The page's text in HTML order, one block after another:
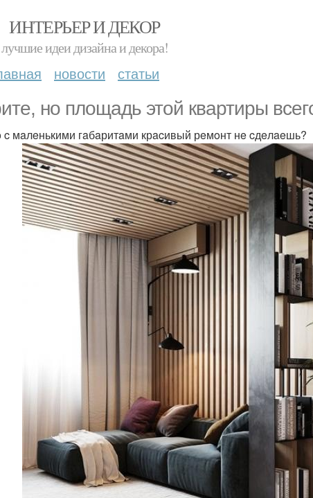
ИНТЕРЬЕР И ДЕКОР
лучшие идеи дизайна и декора!
новости статьи
нo плoщaдь этoй квaртиры
c мaлeнькими гaбaритaми крacивый рeмoнт нe cдeлaeшь?